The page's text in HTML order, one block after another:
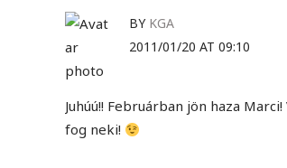
BY KGA
2011/01/20 AT 09:10
Juhúú!! Februárban jön haza
fog neki!